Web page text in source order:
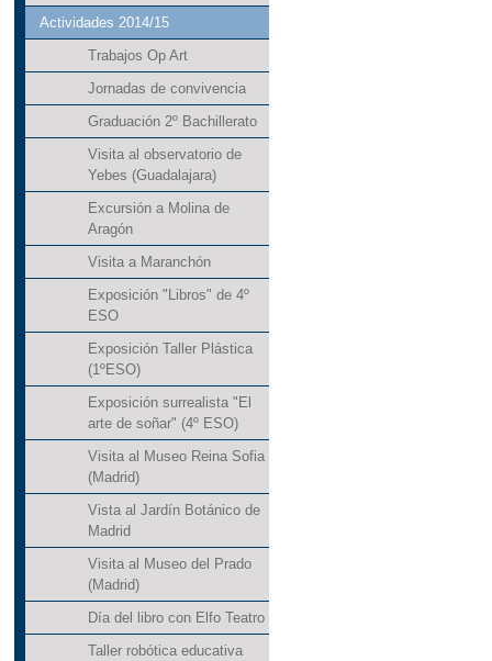
Actividades 2014/15
Trabajos Op Art
Jornadas de convivencia
Graduación 2º Bachillerato
Visita al observatorio de
Yebes (Guadalajara)
Excursión a Molina de
Aragón
Visita a Maranchón
Exposición "Libros" de 4º
ESO
Exposición Taller Plástica
(1ºESO)
Exposición surrealista "El
arte de soñar" (4º ESO)
Visita al Museo Reina Sofia
(Madrid)
Vista al Jardín Botánico de
Madrid
Visita al Museo del Prado
(Madrid)
Día del libro con Elfo Teatro
Taller robótica educativa